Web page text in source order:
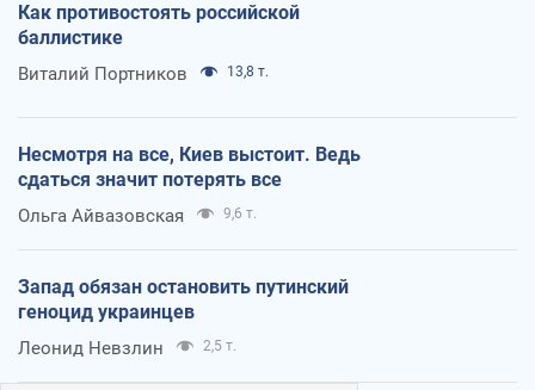
Как противостоять российской
баллистике
Виталий Портников 13,8 т.
Несмотря на все, Киев выстоит. Ведь
сдаться значит потерять все
Ольга Айвазовская 9,6 т.
Запад обязан остановить путинский
геноцид украинцев
Леонид Невзлин 2,5 т.